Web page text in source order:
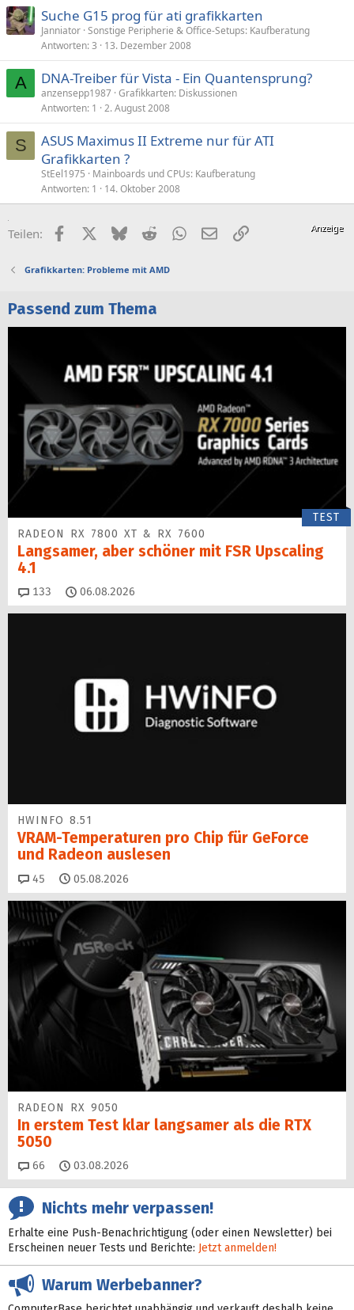
Suche G15 prog für ati grafikkarten
Janniator Sonstige Peripherie & Office-Setups: Kaufberatung
Antworten 3 13. Dezember 2008
A DNA-Treiber für Vista - Ein Quantensprung?
anzensepp1987 Grafikkarten: Diskussionen
Antworten 1 2. August 2008
S
ASUS Maximus II Extreme nur für ATI
Grafikkarten ?
StEel1975
Mainboards und CPUs: Kaufberatung
Antworten 1 14. Oktober 2008
Teilen: FacebookX (Twitter)
BlueskyRedditWhatsApp
E-MailLink
Grafikkarten: Probleme mit AMD
Passend zum Thema
TEST
RADEON RX 7800 XT & RX 7600
Langsamer, aber schöner mit FSR Upscaling
4.1
133 Kommentare
06.08.2026
HWINFO 8.51
VRAM-Temperaturen pro Chip für GeForce
und Radeon auslesen
45 Kommentare
05.08.2026
RADEON RX 9050
In erstem Test klar langsamer als die RTX
5050
66 Kommentare
03.08.2026
Nichts mehr verpassen!
Erhalte eine Push-Benachrichtigung (oder einen Newsletter) bei
Erscheinen neuer Tests und Berichte: Jetzt anmelden!
Warum Werbebanner?